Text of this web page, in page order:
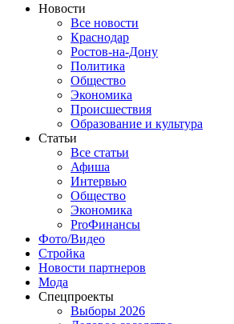
Новости
Все новости
Краснодар
Ростов-на-Дону
Политика
Общество
Экономика
Происшествия
Образование и культура
Статьи
Все статьи
Афиша
Интервью
Общество
Экономика
ProФинансы
Фото/Видео
Стройка
Новости партнеров
Мода
Спецпроекты
Выборы 2026